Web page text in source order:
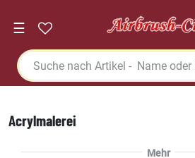
☰
Acrylmalerei